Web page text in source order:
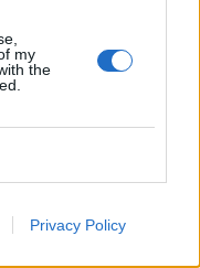
my
the
Privacy Policy